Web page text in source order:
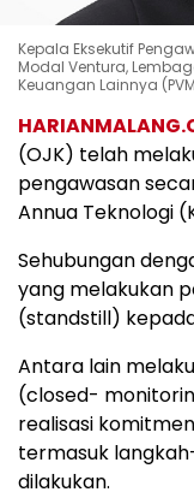
Kepala Eksekutif
Modal Ventura,
Keuangan Lainnya
(OJK) telah
pengawasan
Annua Teknologi
Sehubungan
yang melakukan
(standstill)
Antara lain
(closed-
realisasi
termasuk
dilakukan.